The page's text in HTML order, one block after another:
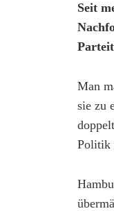
Seit
Man
sie zu
Politik